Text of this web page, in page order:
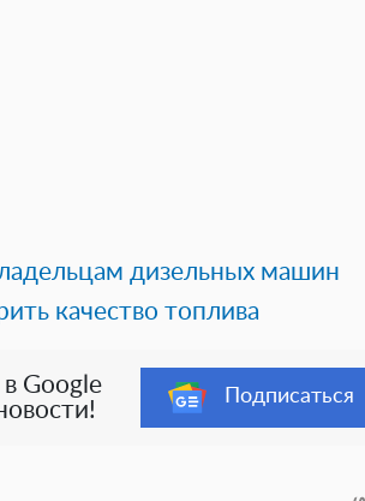
дизельных машин
качество топлива
Google
Подписаться